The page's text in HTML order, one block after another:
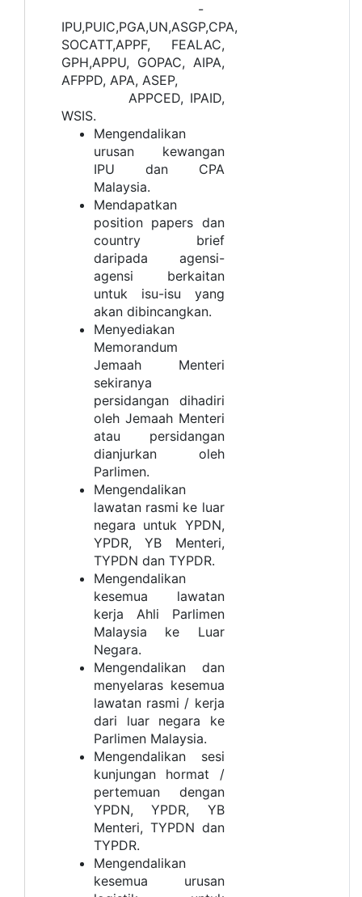
-
IPU,PUIC,PGA,UN,ASGP,CPA,
SOCATT,APPF, FEALAC,
GPH,APPU, GOPAC, AIPA,
AFPPD, APA, ASEP,
APPCED, IPAID,
WSIS.
Mengendalikan
urusan kewangan
IPU dan CPA
Malaysia.
Mendapatkan
position papers dan
country brief
daripada agensi-
agensi berkaitan
untuk isu-isu yang
akan dibincangkan.
Menyediakan
Memorandum
Jemaah Menteri
sekiranya
persidangan dihadiri
oleh Jemaah Menteri
atau persidangan
dianjurkan oleh
Parlimen.
Mengendalikan
lawatan rasmi ke luar
negara untuk YPDN,
YPDR, YB Menteri,
TYPDN dan TYPDR.
Mengendalikan
kesemua lawatan
kerja Ahli Parlimen
Malaysia ke Luar
Negara.
Mengendalikan dan
menyelaras kesemua
lawatan rasmi / kerja
dari luar negara ke
Parlimen Malaysia.
Mengendalikan sesi
kunjungan hormat /
pertemuan dengan
YPDN, YPDR, YB
Menteri, TYPDN dan
TYPDR.
Mengendalikan
kesemua urusan